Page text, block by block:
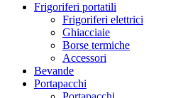
Frigoriferi portatili
Frigoriferi elettrici
Ghiacciaie
Borse termiche
Accessori
Bevande
Portapacchi